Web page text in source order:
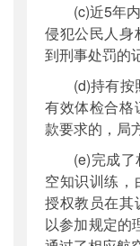
(c)近5年
侵犯公民人身
到刑事处罚的
(d)持有按
有效体检合格
款要求的，局
(e)完成
空知识训练，
授权教员在其
以参加规定的